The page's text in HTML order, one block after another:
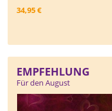
34,95 €
EMPFEHLUNG
Für den August